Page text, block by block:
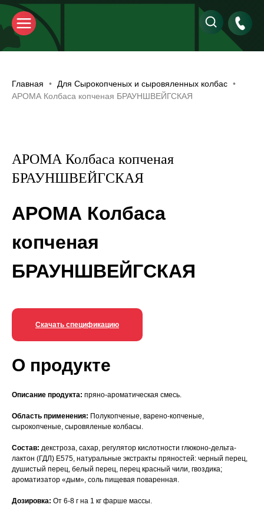
Главная
Для Сырокопченых и сыровяленных колбас
АРОМА Колбаса копченая БРАУНШВЕЙГСКАЯ
АРОМА Колбаса копченая
БРАУНШВЕЙГСКАЯ
АРОМА Колбаса
копченая
БРАУНШВЕЙГСКАЯ
Скачать спецификацию
О продукте
Описание продукта: пряно-ароматическая смесь.
Область применения: Полукопченые, варено-копченые,
сырокопченые, сыровяленые колбасы.
Состав: декстроза, сахар, регулятор кислотности глюконо-дельта-
лактон (ГДЛ) Е575, натуральные экстракты пряностей: черный перец,
душистый перец, белый перец, перец красный чили, гвоздика;
ароматизатор «дым», соль пищевая поваренная.
Дозировка: От 6-8 г на 1 кг фарше массы.